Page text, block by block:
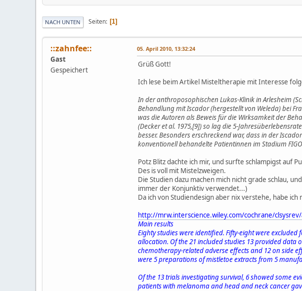
NACH UNTEN Seiten 1
::zahnfee::
Gast
Gespeichert
05. April 2010, 13:32:24
Grüß Gott!
Ich lese beim Artikel Misteltherapie mit Interesse
In der anthroposophischen Lukas-Klinik in Arlesheim
Behandlung mit Iscador (hergestellt von Weleda) bei
was die Autoren als Beweis für die Wirksamkeit der
(Decker et al. 1975,[9]) so lag die 5-
besser. Besonders erschreckend war, dass in der
konventionell behandelte Patientinnen im Stadium
Potz Blitz dachte ich mir, und surfte schlampigst auf
Des is voll mit Mistelzweigen.
Die Studien dazu machen mich nicht grade schlau,
immer der Konjunktiv verwendet...)
Da ich von Studiendesign aber nix verstehe, habe
http://mrw.interscience.wiley.com/cochrane/
Main results
Eighty studies were identified. Fifty-eight were
allocation. Of the 21 included studies 13 provided data
chemotherapy-related adverse effects and 12 on side
were 5 preparations of mistletoe extracts from 5
Of the 13 trials investigating survival, 6 showed some
patients with melanoma and head and neck cancer